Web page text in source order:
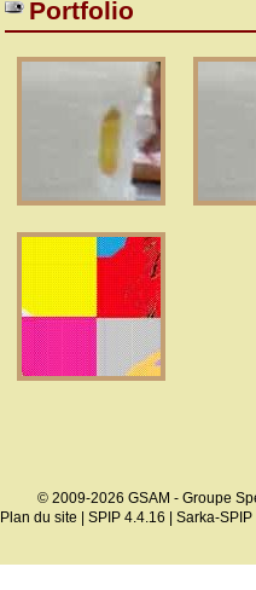
Portfolio
© 2009-2026 GSAM - Groupe
Plan du site | SPIP 4.4.16 | Sarka-SPIP